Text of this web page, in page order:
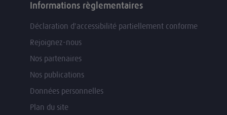
Informations règlementaires
Déclaration d'accessibilité partiellement conforme
Rejoignez-nous
Nos partenaires
Nos publications
Données personnelles
Plan du site